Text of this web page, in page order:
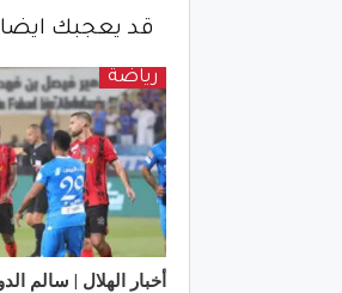
قد يعجبك ايضا
رياضة
أخبار الهلال | سالم